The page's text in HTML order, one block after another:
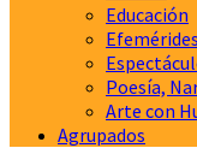
Educación
Poesía,
Arte con
Agrupados